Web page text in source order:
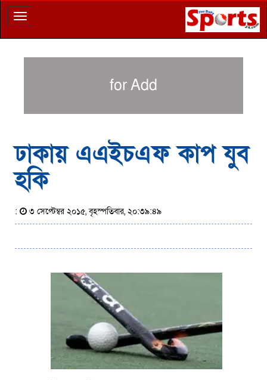
Toggle
navigation
for Add
ঢাকায় এএইচএফ কাপ যুব
হকি
: ৩ সেপ্টেম্বর ২০১৫, বৃহস্পতিবার, ২০:৩৯:৪৯